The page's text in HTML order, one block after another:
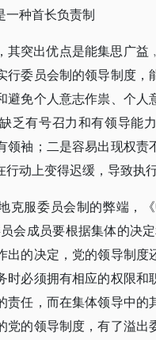
一种首长负责制
其突出优点是能集思广
行委员会制的领导制度，
避免个人意志作祟、个
乏有号召力和有领导能
领袖；二是容易出现权
动上变得迟缓，导致执行
克服委员会制的弊端，
会成员要根据集体的决
出的决定，党的领导制
时必须拥有相应的权限
责任，而在集体领导中
党的领导制度，有了溢